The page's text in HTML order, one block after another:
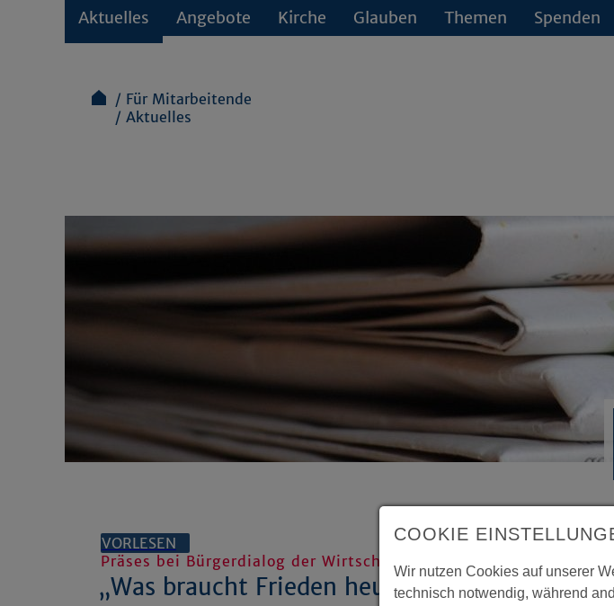
Aktuelles Angebote Kirche Glauben Themen Spenden
Für Mitarbeitende
Aktuelles
VORLESEN
Präses bei Bürgerdialog der Wirtschaftlichen Gesellschaft für
„Was braucht Frieden heute?“
COOKIE
Wir nutzen Cookies auf unserer
technisch notwendig, während